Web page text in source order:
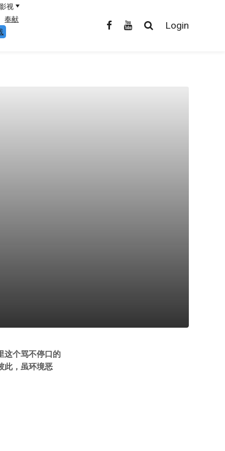
影视
奉献
Login
这个骂不停口的
此，虽环境恶